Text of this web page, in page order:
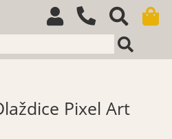
Pixel Art